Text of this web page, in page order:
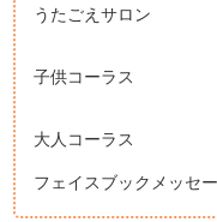
うたごえサロン
子供コーラス
大人コーラス
フェイスブックメッセ